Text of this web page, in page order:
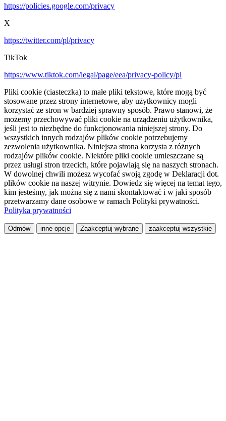
https://policies.google.com/privacy
X
https://twitter.com/pl/privacy
TikTok
https://www.tiktok.com/legal/page/eea/privacy-policy/pl
Pliki cookie (ciasteczka) to małe pliki tekstowe, które mogą być
stosowane przez strony internetowe, aby użytkownicy mogli
korzystać ze stron w bardziej sprawny sposób. Prawo stanowi, że
możemy przechowywać pliki cookie na urządzeniu użytkownika,
jeśli jest to niezbędne do funkcjonowania niniejszej strony. Do
wszystkich innych rodzajów plików cookie potrzebujemy
zezwolenia użytkownika. Niniejsza strona korzysta z różnych
rodzajów plików cookie. Niektóre pliki cookie umieszczane są
przez usługi stron trzecich, które pojawiają się na naszych stronach.
W dowolnej chwili możesz wycofać swoją zgodę w Deklaracji dot.
plików cookie na naszej witrynie. Dowiedz się więcej na temat tego,
kim jesteśmy, jak można się z nami skontaktować i w jaki sposób
przetwarzamy dane osobowe w ramach Polityki prywatności.
Polityka prywatności
Odmów inne opcje Zaakceptuj wybrane zaakceptuj wszystkie